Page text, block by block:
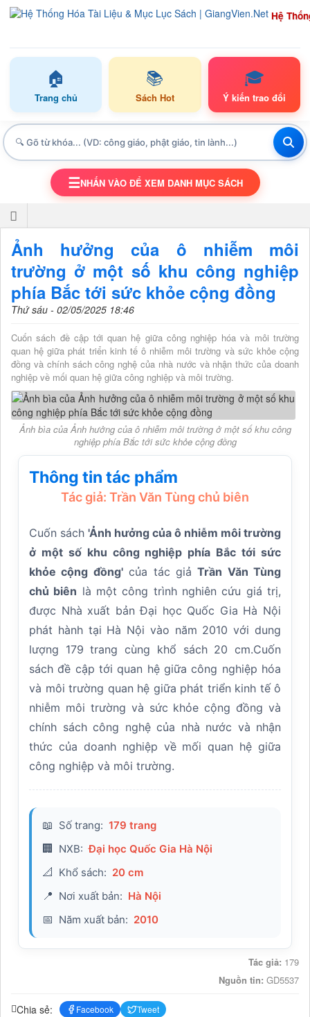
Hệ
🏠
Trang chủ
📚
Sách Hot
🎓
Ý kiến trao đổi
TOGGLE NAVIGATION
☰NHẤN VÀO ĐỂ XEM DANH MỤC SÁCH
Ảnh hưởng của ô nhiễm môi
trường ở một số khu công nghiệp
phía Bắc tới sức khỏe cộng đồng
Thứ sáu - 02/05/2025 18:46
Cuốn sách đề cập tới quan hệ giữa công nghiệp hóa và môi trường
quan hệ giữa phát triển kinh tế ô nhiễm môi trường và sức khỏe cộng
đồng và chính sách công nghệ của nhà nước và nhận thức của doanh
nghiệp về mối quan hệ giữa công nghiệp và môi trường.
Ảnh bìa của Ảnh hưởng của ô nhiễm môi trường ở một số khu công
nghiệp phía Bắc tới sức khỏe cộng đồng
Thông tin tác phẩm
Tác giả: Trần Văn Tùng chủ biên
Cuốn sách 'Ảnh hưởng của ô nhiễm môi trường
ở một số khu công nghiệp phía Bắc tới sức
khỏe cộng đồng'của tác giảTrần Văn Tùng
chủ biên là một công trình nghiên cứu giá trị,
được Nhà xuất bản Đại học Quốc Gia Hà Nội
phát hành tại Hà Nội vào năm 2010 với dung
lượng 179 trang cùng khổ sách 20 cm.Cuốn
sách đề cập tới quan hệ giữa công nghiệp hóa
và môi trường quan hệ giữa phát triển kinh tế ô
nhiễm môi trường và sức khỏe cộng đồng và
chính sách công nghệ của nhà nước và nhận
thức của doanh nghiệp về mối quan hệ giữa
công nghiệp và môi trường.
📖 Số trang: 179 trang
🏢 NXB: Đại học Quốc Gia Hà Nội
📐 Khổ sách: 20 cm
📍 Nơi xuất bản: Hà Nội
📅 Năm xuất bản: 2010
Tác giả: 179
Nguồn tin: GD5537
Chia sẻ: Facebook Tweet